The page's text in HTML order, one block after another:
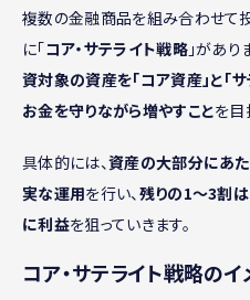
複数の金融商品を組み合わせて
に「コア・サテライト戦略」があり
資対象の資産を「コア資産」と「
お金を守りながら増やすことを目
具体的には、資産の大部分にあた
実な運用を行い、 残りの1〜3割は
に利益を狙っていきます。
コア・サテライト戦略のイ